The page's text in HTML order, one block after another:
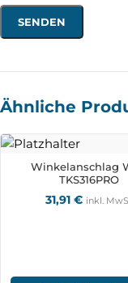
Ähnliche
Winkelanschlag
TKS316PRO
31,91 € inkl.